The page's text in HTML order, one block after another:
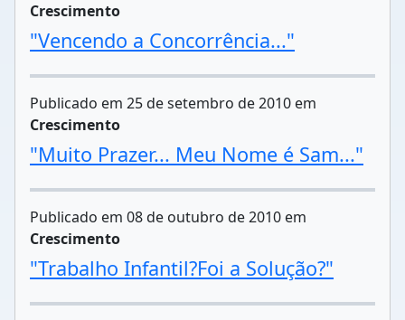
Crescimento
"Vencendo a Concorrência..."
Publicado em 25 de setembro de 2010 em
Crescimento
"Muito Prazer... Meu Nome é Sam..."
Publicado em 08 de outubro de 2010 em
Crescimento
"Trabalho Infantil?Foi a Solução?"